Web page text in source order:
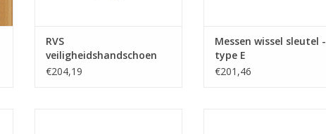
RVS
veiligheidshandschoen
€204,19
Messen wissel sleutel -
type E
€201,46